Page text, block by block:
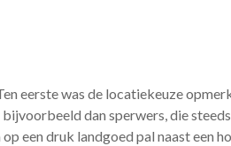
eerste was de locatiekeuze
dan sperwers, die
een druk landgoed pal naast een